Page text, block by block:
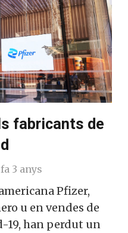
fabricants de
fa 3 anys
Pfizer,
u en vendes de
19, han perdut un